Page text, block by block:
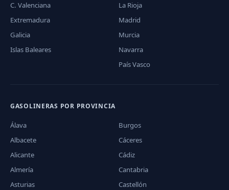
C. Valenciana
Extremadura
Galicia
Islas Baleares
La Rioja
Madrid
Murcia
Navarra
País Vasco
GASOLINERAS POR PROVINCIA
Álava
Albacete
Alicante
Almería
Asturias
Burgos
Cáceres
Cádiz
Cantabria
Castellón